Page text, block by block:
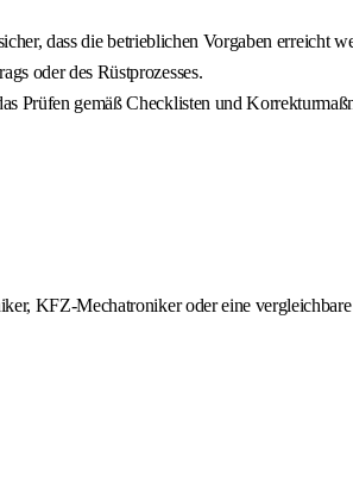
dass die betrieblichen Vorgaben erreicht
oder des Rüstprozesses.
Prüfen gemäß Checklisten und
KFZ-Mechatroniker oder eine